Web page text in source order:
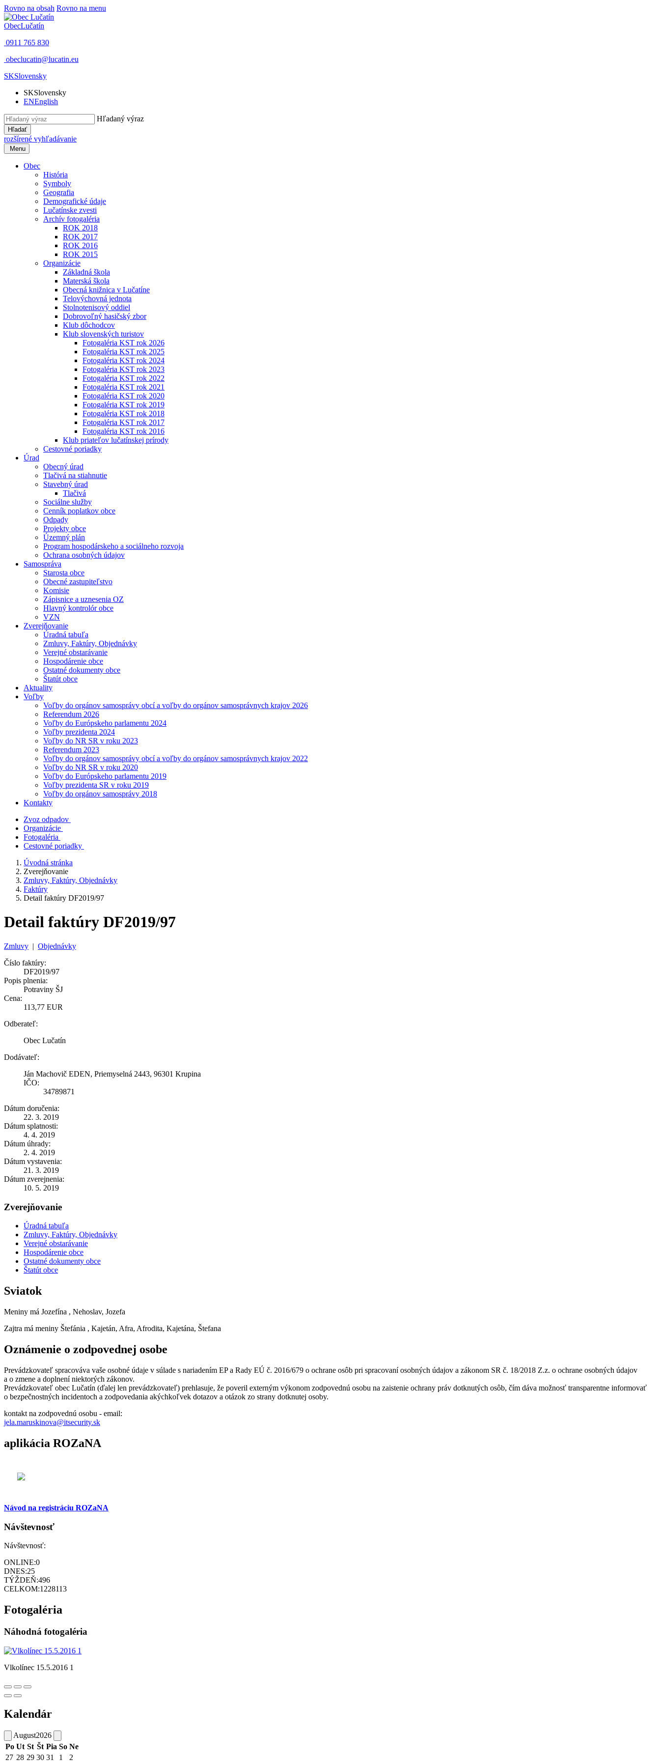
Rovno na obsah Rovno na menu
ObecLučatín
0911 765 830
obeclucatin@lucatin.eu
SKSlovensky
SKSlovensky
ENEnglish
Hľadaný výraz
Hľadať
rozšírené vyhľadávanie
Menu
Obec
História
Symboly
Geografia
Demografické údaje
Lučatínske zvesti
Archív fotogaléria
ROK 2018
ROK 2017
ROK 2016
ROK 2015
Organizácie
Základná škola
Materská škola
Obecná knižnica v Lučatíne
Telovýchovná jednota
Stolnotenisový oddiel
Dobrovoľný hasičský zbor
Klub dôchodcov
Klub slovenských turistov
Fotogaléria KST rok 2026
Fotogaléria KST rok 2025
Fotogaléria KST rok 2024
Fotogaléria KST rok 2023
Fotogaléria KST rok 2022
Fotogaléria KST rok 2021
Fotogaléria KST rok 2020
Fotogaléria KST rok 2019
Fotogaléria KST rok 2018
Fotogaléria KST rok 2017
Fotogaléria KST rok 2016
Klub priateľov lučatínskej prírody
Cestovné poriadky
Úrad
Obecný úrad
Tlačivá na stiahnutie
Stavebný úrad
Tlačivá
Sociálne služby
Cenník poplatkov obce
Odpady
Projekty obce
Územný plán
Program hospodárskeho a sociálneho rozvoja
Ochrana osobných údajov
Samospráva
Starosta obce
Obecné zastupiteľstvo
Komisie
Zápisnice a uznesenia OZ
Hlavný kontrolór obce
VZN
Zverejňovanie
Úradná tabuľa
Zmluvy, Faktúry, Objednávky
Verejné obstarávanie
Hospodárenie obce
Ostatné dokumenty obce
Štatút obce
Aktuality
Voľby
Voľby do orgánov samosprávy obcí a voľby do orgánov samosprávnych krajov 2026
Referendum 2026
Voľby do Európskeho parlamentu 2024
Voľby prezidenta 2024
Voľby do NR SR v roku 2023
Referendum 2023
Voľby do orgánov samosprávy obcí a voľby do orgánov samosprávnych krajov 2022
Voľby do NR SR v roku 2020
Voľby do Európskeho parlamentu 2019
Voľby prezidenta SR v roku 2019
Voľby do orgánov samosprávy 2018
Kontakty
Zvoz odpadov
Organizácie
Fotogaléria
Cestovné poriadky
Úvodná stránka
Zverejňovanie
Zmluvy, Faktúry, Objednávky
Faktúry
Detail faktúry DF2019/97
Detail faktúry DF2019/97
Zmluvy | Objednávky
Číslo faktúry:
DF2019/97
Popis plnenia:
Potraviny ŠJ
Cena:
113,77 EUR
Odberateľ:
Obec Lučatín
Dodávateľ:
Ján Machovič EDEN, Priemyselná 2443, 96301 Krupina
IČO:
34789871
Dátum doručenia:
22. 3. 2019
Dátum splatnosti:
4. 4. 2019
Dátum úhrady:
2. 4. 2019
Dátum vystavenia:
21. 3. 2019
Dátum zverejnenia:
10. 5. 2019
Zverejňovanie
Úradná tabuľa
Zmluvy, Faktúry, Objednávky
Verejné obstarávanie
Hospodárenie obce
Ostatné dokumenty obce
Štatút obce
Sviatok
Meniny má Jozefína , Nehoslav, Jozefa
Zajtra má meniny Štefánia , Kajetán, Afra, Afrodita, Kajetána, Štefana
Oznámenie o zodpovednej osobe
Prevádzkovateľ spracováva vaše osobné údaje v súlade s nariadením EP a Rady EÚ č. 2016/679 o ochrane osôb pri spracovaní osobných údajov a zákonom SR č. 18/2018 Z.z. o ochrane osobných údajov
a o zmene a doplnení niektorých zákonov.
Prevádzkovateľ obec Lučatín (ďalej len prevádzkovateľ) prehlasuje, že poveril externým výkonom zodpovednú osobu na zaistenie ochrany práv dotknutých osôb, čím dáva možnosť transparentne informovať
o bezpečnostných incidentoch a zodpovedania akýchkoľvek dotazov a otázok zo strany dotknutej osoby.
kontakt na zodpovednú osobu - email:
jela.maruskinova@itsecurity.sk
aplikácia ROZaNA
Návod na registráciu ROZaNA
Návštevnosť
Návštevnosť:
ONLINE:0
DNES:25
TÝŽDEŇ:496
CELKOM:1228113
Fotogaléria
Náhodná fotogaléria
Vlkolínec 15.5.2016 1
Kalendár
August2026
Po Ut St Št Pia So Ne
27 28 29 30 31 1 2